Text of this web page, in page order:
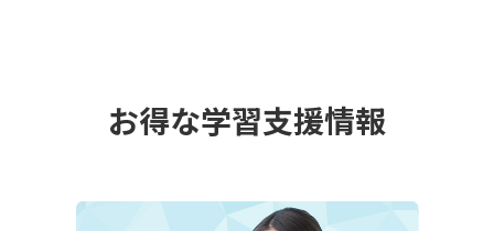
お得な学習支援情報